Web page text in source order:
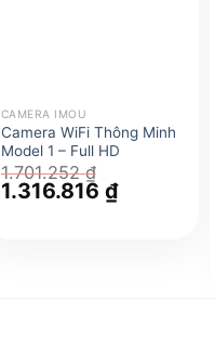
CAMERA IMOU
Camera WiFi Thông Minh
Model 1 – Full HD
1.701.252₫
Giá
gốc
1.316.816 ₫Giá
hiện